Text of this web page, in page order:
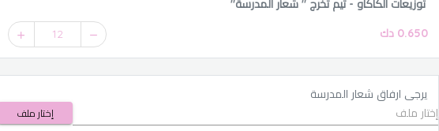
توزيعات الكاكاو - ثيم تخرج " شعار المدرسة"
0.650 دك 12
يرجى ارفاق شعار المدرسة
إختار ملف